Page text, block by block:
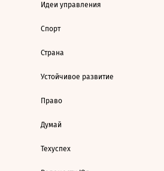
Идеи управления
Спорт
Страна
Устойчивое развитие
Право
Думай
Техуспех